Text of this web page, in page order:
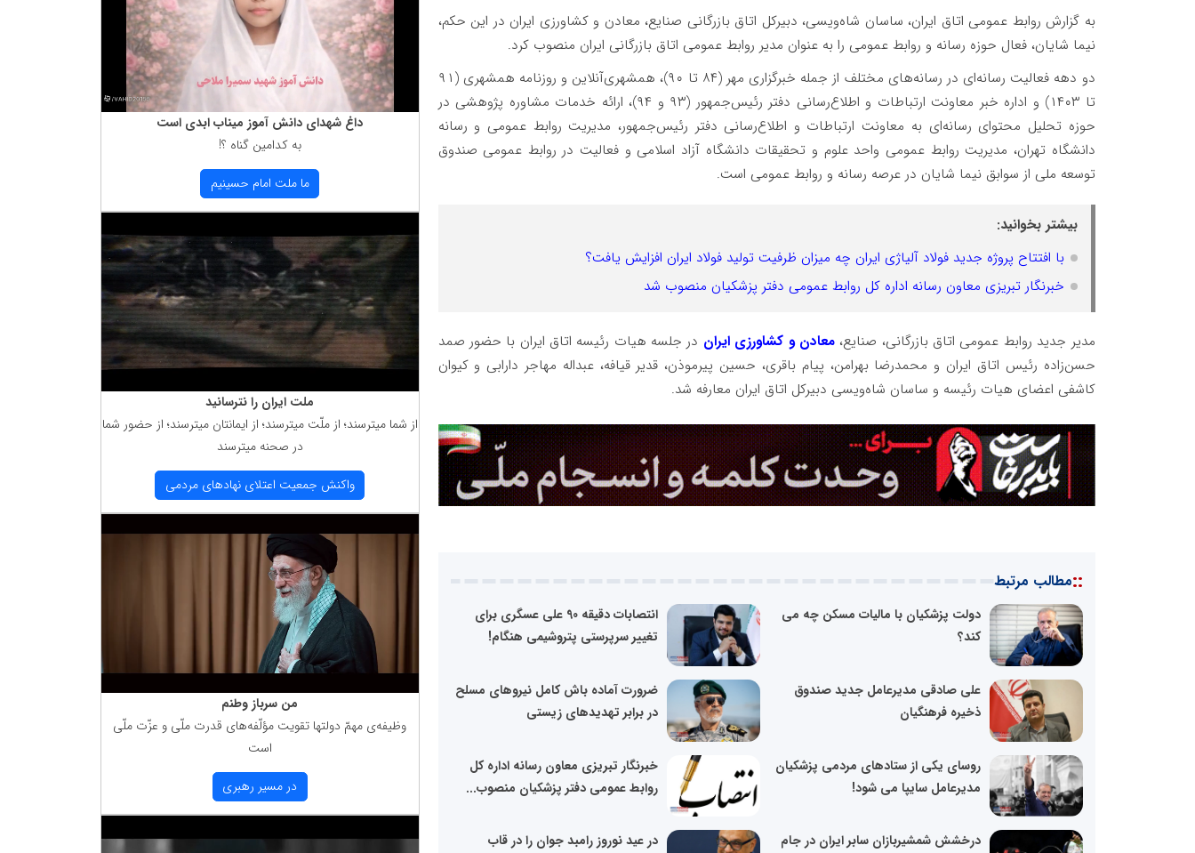
به گزارش روابط عمومی اتاق ایران، ساسان شاه‌ویسی، دبیرکل اتاق بازرگانی صنایع، معادن و کشاورزی ایران در این حکم،
نیما شایان، فعال حوزه رسانه‌ و روابط عمومی را به عنوان مدیر روابط عمومی اتاق بازرگانی ایران منصوب کرد.
دو دهه فعالیت رسانه‌ای در رسانه‌های مختلف از جمله خبرگزاری مهر (۸۴ تا ۹۰)، همشهری‌آنلاین و روزنامه همشهری (۹۱
تا ۱۴۰۳) و اداره خبر معاونت ارتباطات و اطلاع‌رسانی دفتر رئیس‌جمهور (۹۳ و ۹۴)، ارائه خدمات مشاوره پژوهشی در
حوزه تحلیل محتوای رسانه‌ای به معاونت ارتباطات و اطلاع‌رسانی دفتر رئیس‌جمهور، مدیریت روابط عمومی و رسانه
دانشگاه تهران، مدیریت روابط عمومی واحد علوم و تحقیقات دانشگاه آزاد اسلامی و فعالیت در روابط عمومی صندوق
توسعه ملی از سوابق نیما شایان در عرصه رسانه و روابط عمومی است.
بیشتر بخوانید:
با افتتاح پروژه جدید فولاد آلیاژی ایران چه میزان ظرفیت تولید فولاد ایران افزایش یافت؟
خبرنگار تبریزی معاون رسانه اداره کل روابط عمومی دفتر پزشکیان منصوب شد
مدیر جدید روابط عمومی اتاق بازرگانی، صنایع، معادن و کشاورزی ایران در جلسه هیات رئیسه اتاق ایران با حضور صمد
حسن‌زاده رئیس اتاق ایران و محمدرضا بهرامن، پیام باقری، حسین پیرموذن، قدیر قیافه، عبداله مهاجر دارابی و کیوان
کاشفی اعضای هیات رئیسه و ساسان شاه‌ویسی دبیرکل اتاق ایران معارفه شد.
::مطالب مرتبط
دولت پزشکیان با مالیات مسکن چه می
کند؟
انتصابات دقیقه 90 علی عسگری برای
تغییر سرپرستی پتروشیمی هنگام!
علی صادقی مدیرعامل جدید صندوق
ذخیره فرهنگیان
ضرورت آماده باش کامل نیروهای مسلح
در برابر تهدید‌های زیستی
روسای یکی از ستادهای مردمی پزشکیان
مدیرعامل سایپا می شود!
خبرنگار تبریزی معاون رسانه اداره کل
روابط عمومی دفتر پزشکیان منصوب...
درخشش شمشیربازان سابر ایران در جام
در عید نوروز رامبد جوان را در قاب
داغ شهدای دانش آموز میناب ابدی است
به كدامین گناه ؟!
ما ملت امام حسینیم
ملت ایران را نترسانید
از شما میترسند؛ از ملّت میترسند؛ از ایمانتان میترسند؛ از حضور شما
در صحنه میترسند
واكنش جمعیت اعتلای نهادهای مردمی
من سرباز وطنم
وظیفه‌ی مهمّ دولتها تقویت مؤلّفه‌های قدرت ملّی و عزّت ملّی
است
در مسیر رهبری